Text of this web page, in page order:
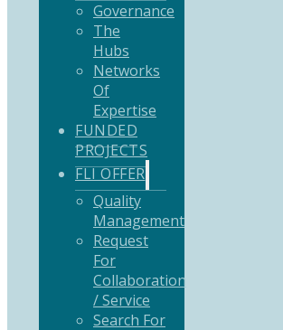
Governance
The
Hubs
Networks
Of
Expertise
FUNDED
PROJECTS
FLI OFFER
Quality
Management
Request
For
Collaboration
/ Service
Search For